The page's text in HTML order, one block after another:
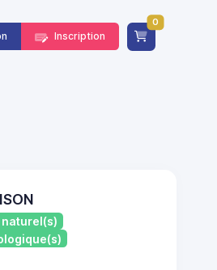
Inscription
0